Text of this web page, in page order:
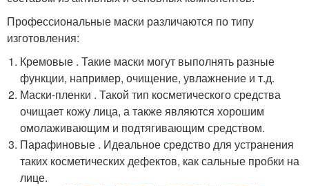
Профессиональные маски различаются по типу
изготовления:
Кремовые . Такие маски могут выполнять разные
функции, например, очищение, увлажнение и т.д.
Маски-пленки . Такой тип косметического средства
очищает кожу лица, а также являются хорошим
омолаживающим и подтягивающим средством.
Парафиновые . Идеальное средство для устранения
таких косметических дефектов, как сальные пробки на
лице.